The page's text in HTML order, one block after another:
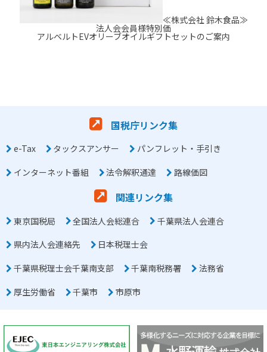
≪株式会社 鈴木食品≫
法人会会員様特別価
アルベルトEVオリーブオイルギフトセットのご案内
国税庁リンク集
e-Tax タックスアンサー
パンフレット・手引き
インターネット番組
法令解釈通達 路線価図
関連リンク集
東京国税局 全国法人会総連合
千葉県法人会連合
県内法人会連絡先
日本税理士会
千葉県税理士会千葉南支部
千葉南税務署
法務省
厚生労働省
千葉市 市原市